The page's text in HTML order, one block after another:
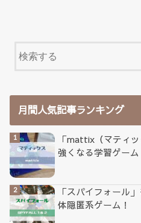
月間人気記事ランキング
「mattix（マティ
強くなる学習ゲーム
「スパイフォール
体隠匿系ゲーム！